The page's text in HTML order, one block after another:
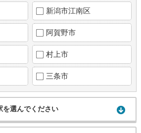
新潟市江南区
阿賀野市
村上市
三条市
を選んでください